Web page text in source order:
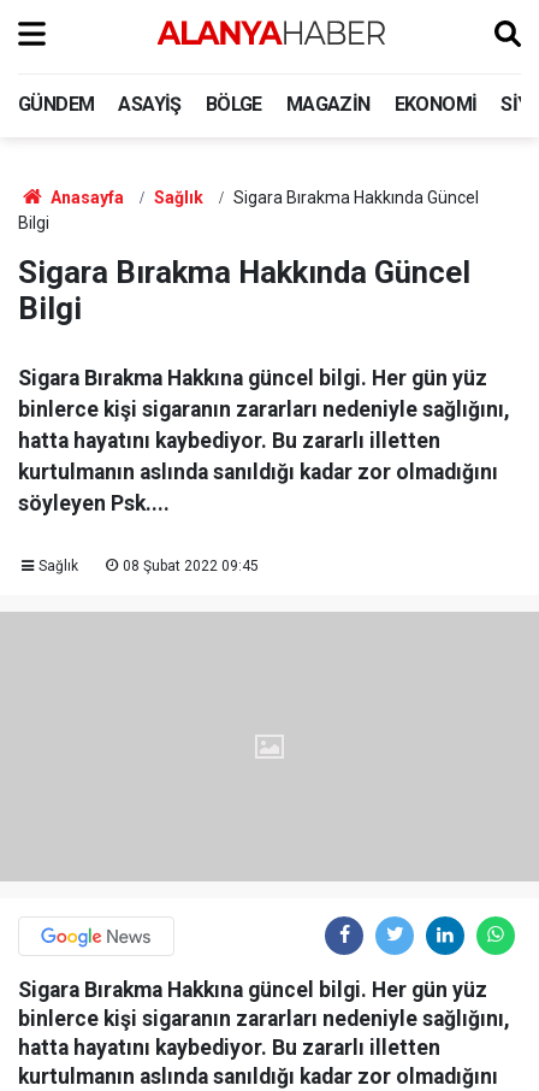
GÜNDEM ASAYIŞ BÖLGE MAGAZIN EKONOMI
Anasayfa Sağlık
Sigara Bırakma Hakkında Güncel
Bilgi
Sigara Bırakma Hakkında Güncel
Bilgi
Sigara Bırakma Hakkına güncel bilgi. Her gün yüz
binlerce kişi sigaranın zararları nedeniyle sağlığını,
hatta hayatını kaybediyor. Bu zararlı illetten
kurtulmanın aslında sanıldığı kadar zor olmadığını
söyleyen Psk....
Sağlık 08 Şubat 2022 09:45
Sigara Bırakma Hakkına güncel bilgi. Her gün yüz
binlerce kişi sigaranın zararları nedeniyle sağlığını,
hatta hayatını kaybediyor. Bu zararlı illetten
kurtulmanın aslında sanıldığı kadar zor olmadığını